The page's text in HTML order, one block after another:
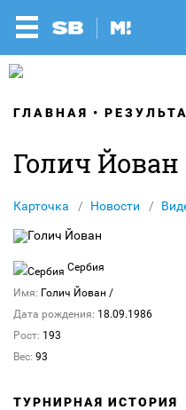
ГЛАВНАЯ
Голич Йован
Карточка Новости
Сербия
Имя: Голич Йован /
Дата рождения: 18.09.1986
Рост: 193
Вес: 93
ТУРНИРНАЯ ИСТОРИЯ